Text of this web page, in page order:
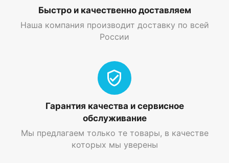
Быстро и качественно доставляем
Наша компания производит доставку по всей
России
Гарантия качества и сервисное
обслуживание
Мы предлагаем только те товары, в качестве
которых мы уверены